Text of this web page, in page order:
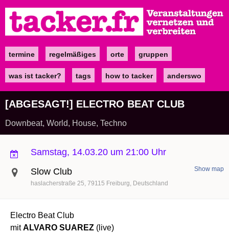
zum
Inhalt
Maintermine regelmäßiges orte gruppen
was ist tacker? tags how to tacker anderswo
[ABGESAGT!] ELECTRO BEAT CLUB
Downbeat, World, House, Techno
Samstag, 14.03.20 um 21:00 Uhr
Slow Club
haslacherstraße 25 79115 Freiburg Deutschland
Show map
Electro Beat Club
mitALVARO SUAREZ (live)